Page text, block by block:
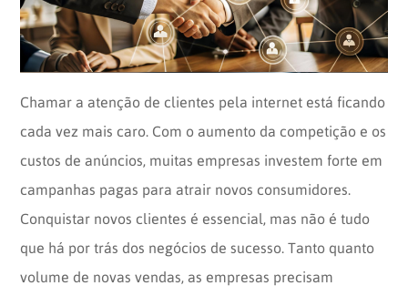
Chamar a atenção de clientes pela internet está ficando
cada vez mais caro. Com o aumento da competição e os
custos de anúncios, muitas empresas investem forte em
campanhas pagas para atrair novos consumidores.
Conquistar novos clientes é essencial, mas não é tudo
que há por trás dos negócios de sucesso. Tanto quanto
volume de novas vendas, as empresas precisam
Box
de
Pesquisa
Plataforma
de